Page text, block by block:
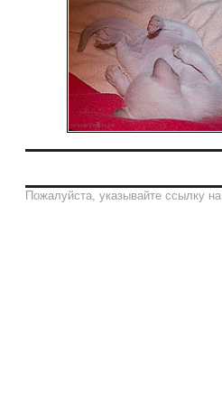
Пожалуйста, указывайте ссылку